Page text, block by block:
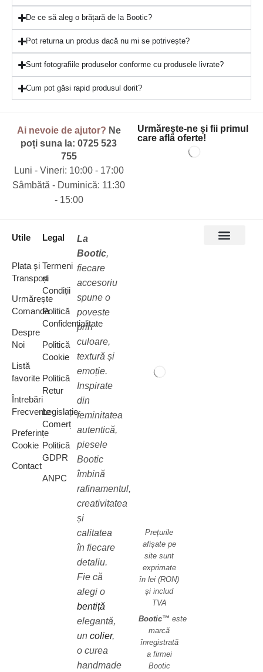
De ce să aleg o brățară de la Bootic?
Pot returna un produs dacă nu mi se potrivește?
Sunt fotografiile produselor conforme cu produsele livrate?
Cum pot găsi rapid produsul dorit?
Ai nevoie de ajutor? Ne
poți suna la: 0725 523
755
Luni - Vineri: 10:00 - 17:00
Sâmbătă - Duminică: 11:30
- 15:00
Urmărește-ne și fii primul
care află oferte!
Utile
Plata și
Transport
Urmărește
Comanda
Despre
Noi
Listă
favorite
Întrebări
Frecvente
Preferințe
Cookie
Contact
Legal
Termeni
și
Condiții
Politică
Confidențialitate
Politică
Cookie
Politică
Retur
Legislație
Comerț
Politică
GDPR
ANPC
La
Bootic,
fiecare
accesoriu
spune o
poveste
prin
culoare,
textură și
emoție.
Inspirate
din
feminitatea
autentică,
piesele
Bootic
îmbină
rafinamentul,
creativitatea
și
calitatea
în fiecare
detaliu.
Fie că
alegi o
bentiță
elegantă,
uncolier,
o curea
handmade
Prețurile
afișate pe
site sunt
exprimate
în lei (RON)
și includ
TVA
Bootic™ este
marcă
înregistrată
a firmei
Bootic